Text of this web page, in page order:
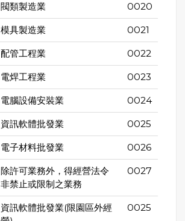
閥類製造業 0020
模具製造業 0021
配管工程業 0022
電焊工程業 0023
電腦設備安裝業 0024
資訊軟體批發業 0025
電子材料批發業 0026
除許可業務外，得經營法令
非禁止或限制之業務
0027
資訊軟體批發業(限園區外經
0025